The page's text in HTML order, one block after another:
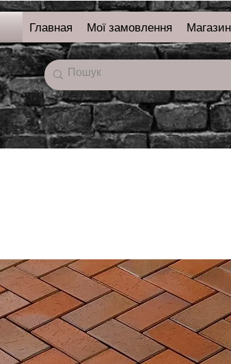
Главная Мої замовлення Магазин